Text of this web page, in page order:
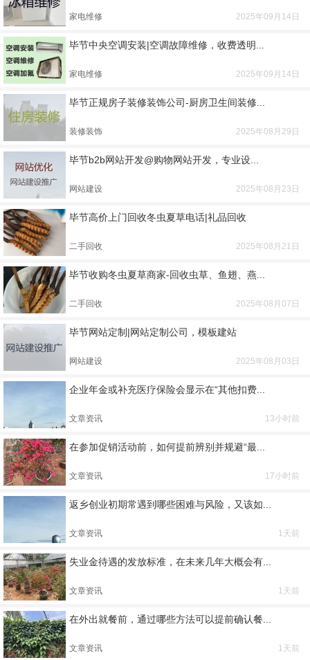
家电维修 2025年09月14日
毕节中央空调安装|空调故障维修，收费透明...
家电维修 2025年09月14日
毕节正规房子装修装饰公司-厨房卫生间装修...
装修装饰 2025年08月29日
毕节b2b网站开发@购物网站开发，专业设...
网站建设 2025年08月23日
毕节高价上门回收冬虫夏草电话|礼品回收
二手回收 2025年08月21日
毕节收购冬虫夏草商家-回收虫草、鱼翅、燕...
二手回收 2025年08月07日
毕节网站定制|网站定制公司，模板建站
网站建设 2025年08月03日
企业年金或补充医疗保险会显示在“其他扣费...
文章资讯 13小时前
在参加促销活动前，如何提前辨别并规避“最...
文章资讯 17小时前
返乡创业初期常遇到哪些困难与风险，又该如...
文章资讯 1天前
失业金待遇的发放标准，在未来几年大概会有...
文章资讯 1天前
在外出就餐前，通过哪些方法可以提前确认餐...
文章资讯 1天前